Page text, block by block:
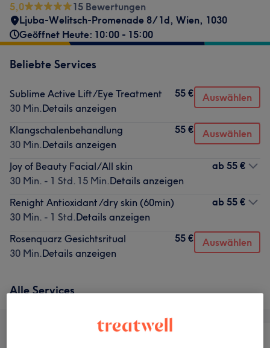
5,0
15 Bewertungen
Ljuba-Welitsch-Promenade 8/1d, Wien, 1030
Geöffnet Heute: 10:00 - 15:00
Beliebte Services
Sublime Active Lift/Eye Treatment
30 Min.Details anzeigen
55 € Auswählen
Klangschalenbehandlung
30 Min.Details anzeigen
55 € Auswählen
Joy of Beauty Facial/All skin
30 Min. - 1 Std. 15 Min.Details anzeigen
ab 55 €
Renight Antioxidant /dry skin (60min)
30 Min. - 1 Std.Details anzeigen
ab 55 €
Rosenquarz Gesichtsritual
30 Min.Details anzeigen
55 € Auswählen
Alle Services